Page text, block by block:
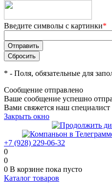
Введите символы с картинки*
* - Поля, обязательные для
Сообщение отправлено
Ваше сообщение успешно
Вами свяжется наш специалист
Закрыть окно
+7 (928) 229-06-32
0
0
0 В корзине пока пусто
Каталог товаров